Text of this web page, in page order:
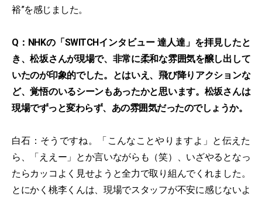
裕”を感じました。
Q：NHKの「SWITCHインタビュー 達人達」を拝見したと
き、松坂さんが現場で、非常に柔和な雰囲気を醸し出して
いたのが印象的でした。とはいえ、飛び降りアクションな
ど、覚悟のいるシーンもあったかと思います。松坂さんは
現場でずっと変わらず、あの雰囲気だったのでしょうか。
白石：そうですね。「こんなことやりますよ」と伝えた
ら、「ええー」とか言いながらも（笑）、いざやるとなっ
たらカッコよく見せようと全力で取り組んでくれました。
とにかく桃李くんは、現場でスタッフが不安に感じないよ